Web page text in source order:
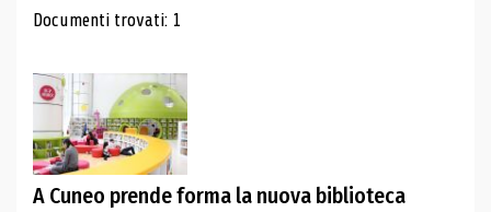
Risultati di ricerca
Documenti trovati: 1
A Cuneo prende forma la nuova biblioteca